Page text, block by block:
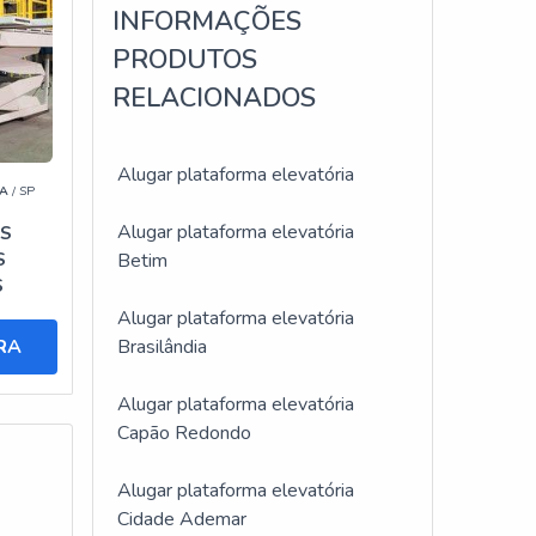
e
/ SP
INFORMAÇÕES
PRODUTOS
RELACIONADOS
Alugar plataforma elevatória
Alugar plataforma elevatória
Betim
Alugar plataforma elevatória
Brasilândia
Alugar plataforma elevatória
Capão Redondo
Alugar plataforma elevatória
Cidade Ademar